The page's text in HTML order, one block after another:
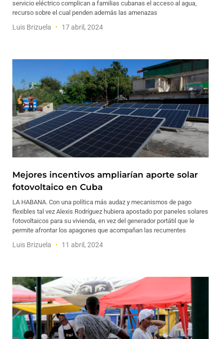
servicio eléctrico complican a familias cubanas el acceso al agua,
recurso sobre el cual penden además las amenazas
Luis Brizuela 17 abril, 2024
Mejores incentivos ampliarían aporte solar
fotovoltaico en Cuba
LA HABANA. Con una política más audaz y mecanismos de pago
flexibles tal vez Alexis Rodríguez hubiera apostado por paneles solares
fotovoltaicos para su vivienda, en vez del generador portátil que le
permite afrontar los apagones que acompañan las recurrentes
Luis Brizuela 11 abril, 2024